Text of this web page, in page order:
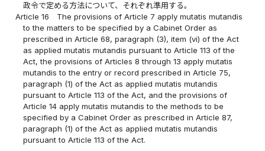
政令で定める方法について、それぞれ準用する。
Article 16
The provisions of Article 7 apply mutatis mutandis
to the matters to be specified by a Cabinet Order as
prescribed in Article 68, paragraph (3), item (vi) of the Act
as applied mutatis mutandis pursuant to Article 113 of the
Act, the provisions of Articles 8 through 13 apply mutatis
mutandis to the entry or record prescribed in Article 75,
paragraph (1) of the Act as applied mutatis mutandis
pursuant to Article 113 of the Act, and the provisions of
Article 14 apply mutatis mutandis to the methods to be
specified by a Cabinet Order as prescribed in Article 87,
paragraph (1) of the Act as applied mutatis mutandis
pursuant to Article 113 of the Act.